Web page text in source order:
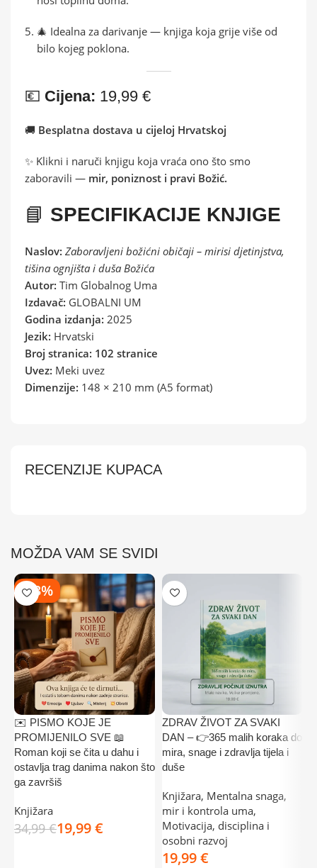
🎄 Idealna za darivanje — knjiga koja grije više od
bilo kojeg poklona.
💶 Cijena: 19,99 €
🚚 Besplatna dostava u cijeloj Hrvatskoj
✨ Klikni i naruči knjigu koja vraća ono što smo
zaboravili — mir, poniznost i pravi Božić.
📘 SPECIFIKACIJE KNJIGE
Naslov: Zaboravljeni božićni običaji – mirisi djetinjstva,
tišina ognjišta i duša Božića
Autor: Tim Globalnog Uma
Izdavač: GLOBALNI UM
Godina izdanja: 2025
Jezik: Hrvatski
Broj stranica: 102 stranice
Uvez: Meki uvez
Dimenzije: 148 × 210 mm (A5 format)
RECENZIJE KUPACA
MOŽDA VAM SE SVIDI
-43%
✉️ PISMO KOJE JE
PROMIJENILO SVE 📖
Roman koji se čita u dahu i
ostavlja trag danima nakon što
ga završiš
Knjižara
34,99€19,99€
ZDRAV ŽIVOT ZA SVAKI
DAN – 👉365 malih koraka do
mira, snage i zdravlja tijela i
duše
Knjižara, Mentalna snaga,
mir i kontrola uma,
Motivacija, disciplina i
osobni razvoj
€